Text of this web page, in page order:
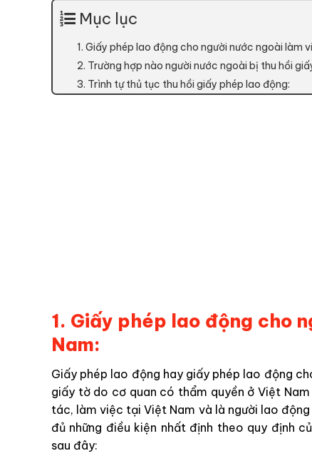
Mục lục
1. Giấy phép lao động cho người nước ngoài làm
2. Trường hợp nào người nước ngoài bị thu hồi
3. Trình tự thủ tục thu hồi giấy phép lao động:
1. Giấy phép lao động cho
Nam:
Giấy phép lao động hay giấy phép lao động
giấy tờ do cơ quan có thẩm quyền ở Việt
tác, làm việc tại Việt Nam và là người lao
đủ những điều kiện nhất định theo quy định
sau đây: